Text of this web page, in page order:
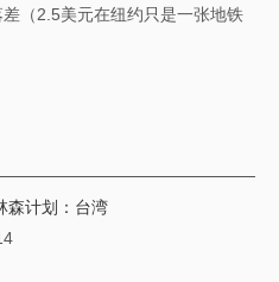
（2.5美元在纽约只是一张地铁
森计划：台湾